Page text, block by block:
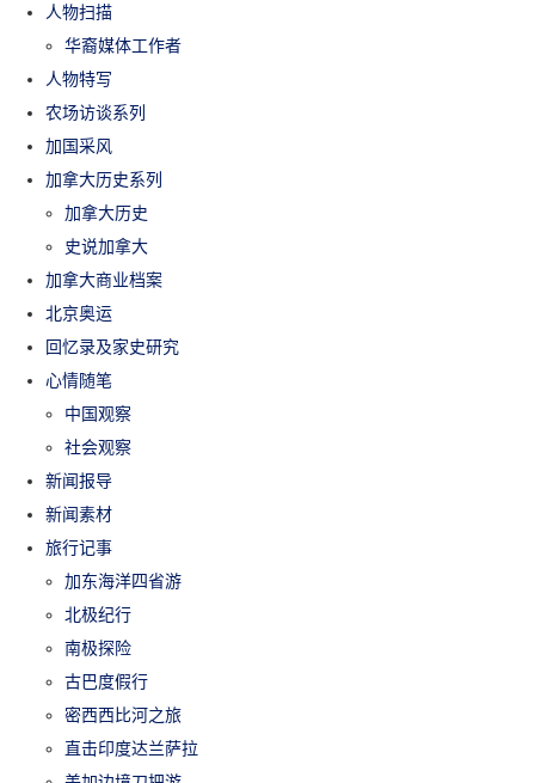
人物扫描
华裔媒体工作者
人物特写
农场访谈系列
加国采风
加拿大历史系列
加拿大历史
史说加拿大
加拿大商业档案
北京奥运
回忆录及家史研究
心情随笔
中国观察
社会观察
新闻报导
新闻素材
旅行记事
加东海洋四省游
北极纪行
南极探险
古巴度假行
密西西比河之旅
直击印度达兰萨拉